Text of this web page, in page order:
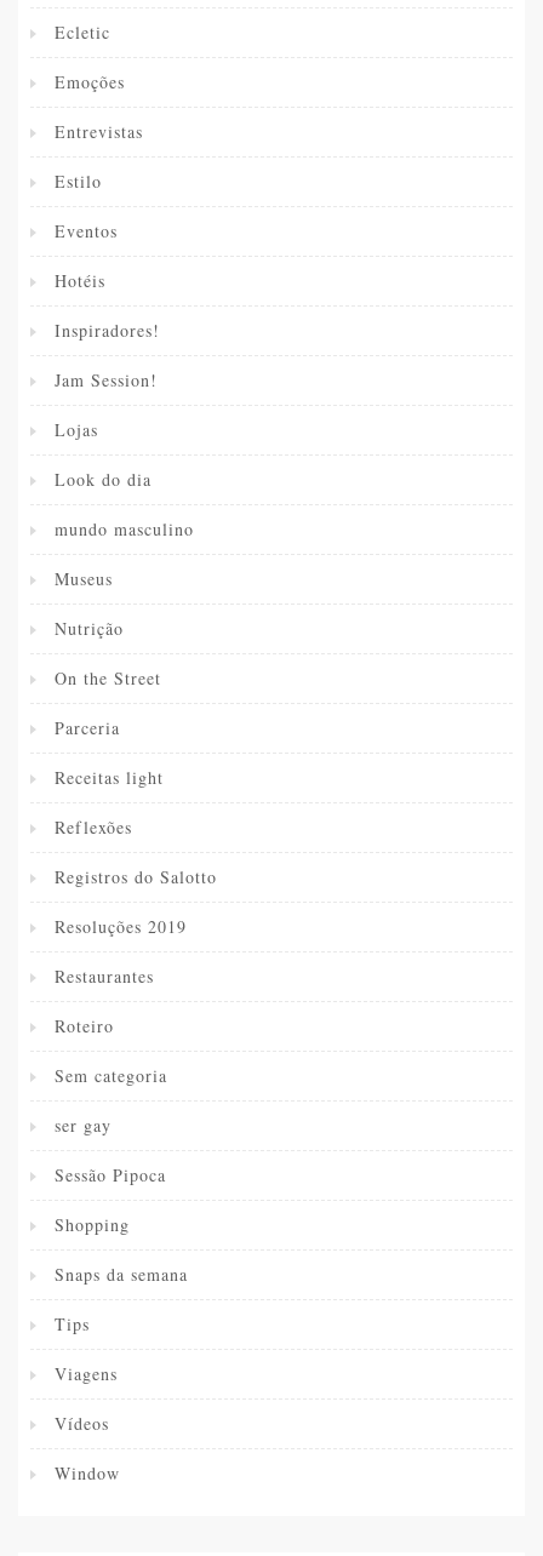
Ecletic
Emoções
Entrevistas
Estilo
Eventos
Hotéis
Inspiradores!
Jam Session!
Lojas
Look do dia
mundo masculino
Museus
Nutrição
On the Street
Parceria
Receitas light
Reflexões
Registros do Salotto
Resoluções 2019
Restaurantes
Roteiro
Sem categoria
ser gay
Sessão Pipoca
Shopping
Snaps da semana
Tips
Viagens
Vídeos
Window